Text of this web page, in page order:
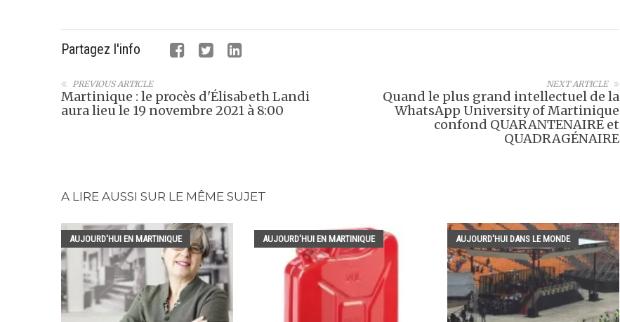
Partagez l'info
NEXT ARTICLE
Quand le plus grand intellectuel de la
WhatsApp University of Martinique
confond QUARANTENAIRE et
QUADRAGÉNAIRE
PREVIOUS ARTICLE
Martinique : le procès d'Élisabeth Landi
aura lieu le 19 novembre 2021 à 8:00
A LIRE AUSSI SUR LE MÊME SUJET
AUJOURD'HUI EN MARTINIQUE AUJOURD'HUI EN MARTINIQUE AUJOURD'HUI DANS LE MONDE